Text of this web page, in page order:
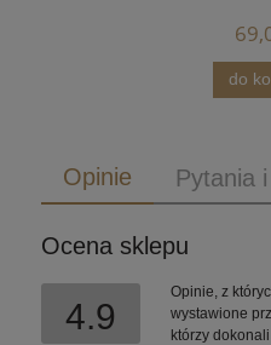
do
Opinie Pytania
Ocena sklepu
4.9
Opinie, z
wystawione
którzy